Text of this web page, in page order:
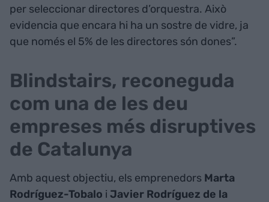
per seleccionar directores d’orquestra. Això
evidencia que encara hi ha un sostre de vidre, ja
que només el 5% de les directores són dones”.
Blindstairs, reconeguda
com una de les deu
empreses més disruptives
de Catalunya
Amb aquest objectiu, els emprenedors Marta
Rodríguez-Tobalo i Javier Rodríguez de la